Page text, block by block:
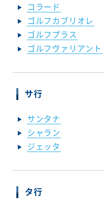
コラード
ゴルフカブリオレ
ゴルフプラス
ゴルフヴァリアント
サ行
サンタナ
シャラン
ジェッタ
タ行